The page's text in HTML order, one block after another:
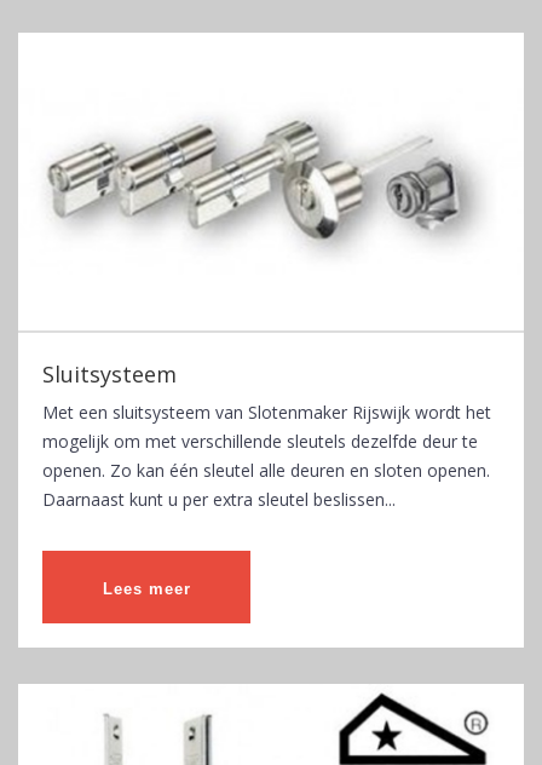
Sluitsysteem
Met een sluitsysteem van Slotenmaker Rijswijk wordt het
mogelijk om met verschillende sleutels dezelfde deur te
openen. Zo kan één sleutel alle deuren en sloten openen.
Daarnaast kunt u per extra sleutel beslissen...
Lees meer